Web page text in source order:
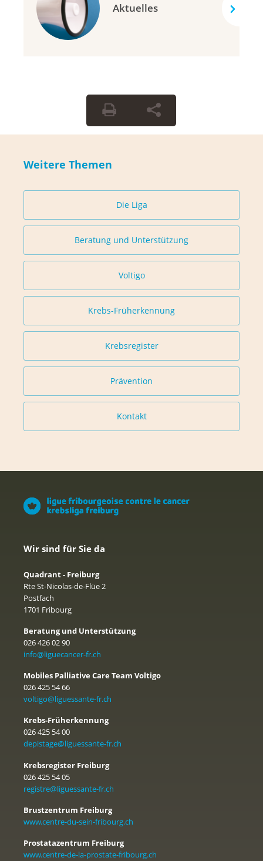
Aktuelles
Weitere Themen
Die Liga
Beratung und Unterstützung
Voltigo
Krebs-Früherkennung
Krebsregister
Prävention
Kontakt
Wir sind für Sie da
Quadrant - Freiburg
Rte St-Nicolas-de-Flüe 2
Postfach
1701 Fribourg
Beratung und Unterstützung
026 426 02 90
info@liguecancer-fr.ch
Mobiles Palliative Care Team Voltigo
026 425 54 66
voltigo@liguessante-fr.ch
Krebs-Früherkennung
026 425 54 00
depistage@liguessante-fr.ch
Krebsregister Freiburg
026 425 54 05
registre@liguessante-fr.ch
Brustzentrum Freiburg
www.centre-du-sein-fribourg.ch
Prostatazentrum Freiburg
www.centre-de-la-prostate-fribourg.ch